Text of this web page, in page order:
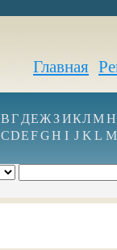
Главная
ВГ ДЕЖ З ИКЛМН
CDEFGH I J K L M